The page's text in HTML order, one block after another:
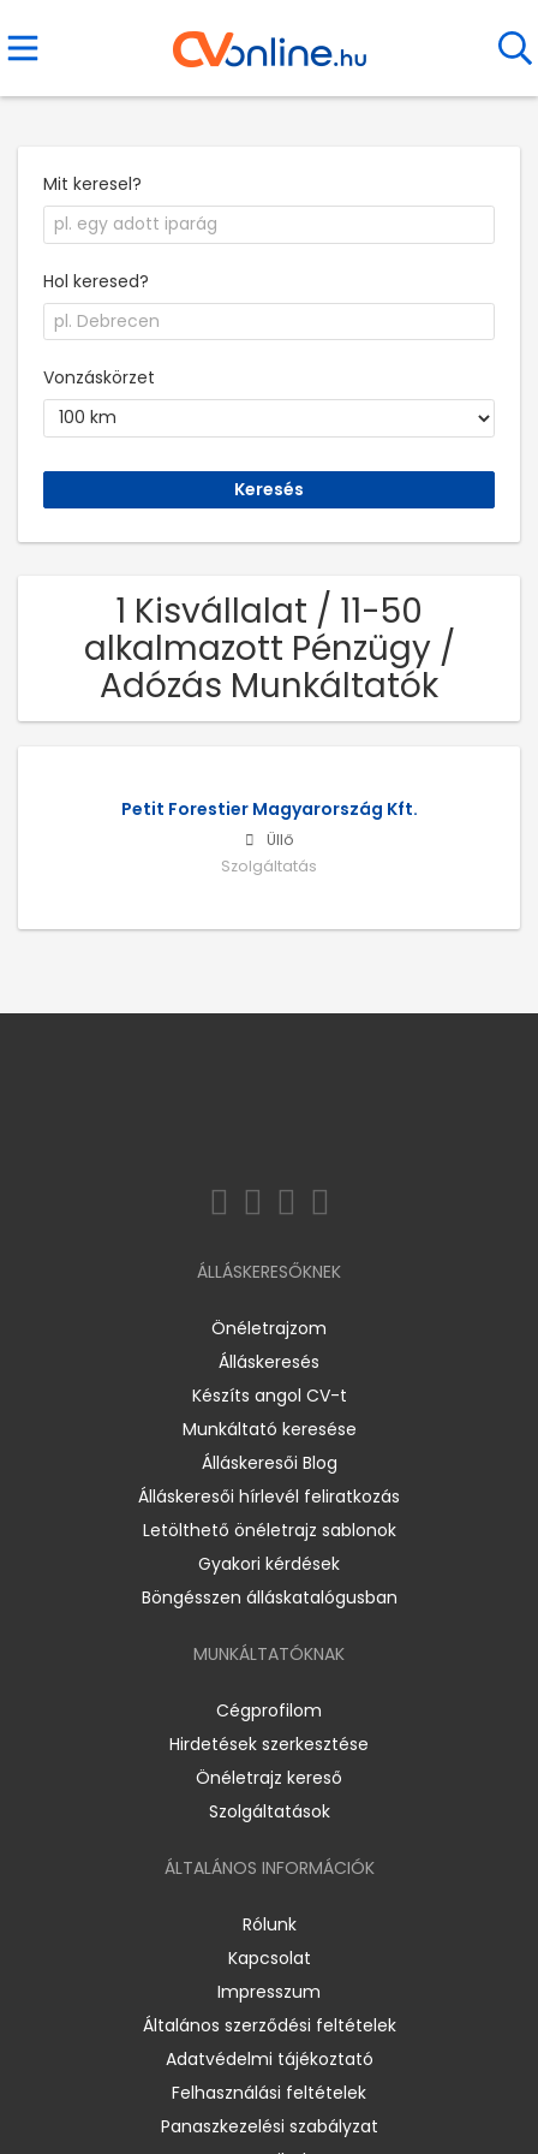
Mit keresel?
Hol keresed?
Vonzáskörzet
1 Kisvállalat / 11-50
alkalmazott Pénzügy /
Adózás Munkáltatók
Petit Forestier Magyarország Kft.
Üllő
Szolgáltatás
ÁLLÁSKERESŐKNEK
Önéletrajzom
Álláskeresés
Készíts angol CV-t
Munkáltató keresése
Álláskeresői Blog
Álláskeresői hírlevél feliratkozás
Letölthető önéletrajz sablonok
Gyakori kérdések
Böngésszen álláskatalógusban
MUNKÁLTATÓKNAK
Cégprofilom
Hirdetések szerkesztése
Önéletrajz kereső
Szolgáltatások
ÁLTALÁNOS INFORMÁCIÓK
Rólunk
Kapcsolat
Impresszum
Általános szerződési feltételek
Adatvédelmi tájékoztató
Felhasználási feltételek
Panaszkezelési szabályzat